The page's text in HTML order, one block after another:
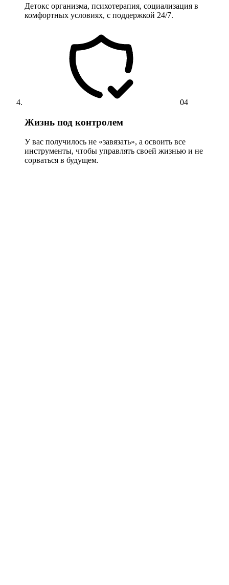
Детокс организма, психотерапия, социализация в
комфортных условиях, с поддержкой 24/7.
04
Жизнь под контролем
У вас получилось не «завязать», а освоить все
инструменты, чтобы управлять своей жизнью и не
сорваться в будущем.